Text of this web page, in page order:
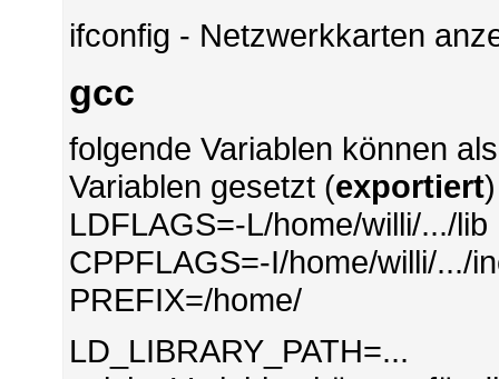
ifconfig - Netzwerkkarten
gcc
folgende Variablen können
Variablen gesetzt (exportiert
LDFLAGS=-L/home/willi/.../lib
CPPFLAGS=-I/home/willi/.../
PREFIX=/home/
LD_LIBRARY_PATH=...